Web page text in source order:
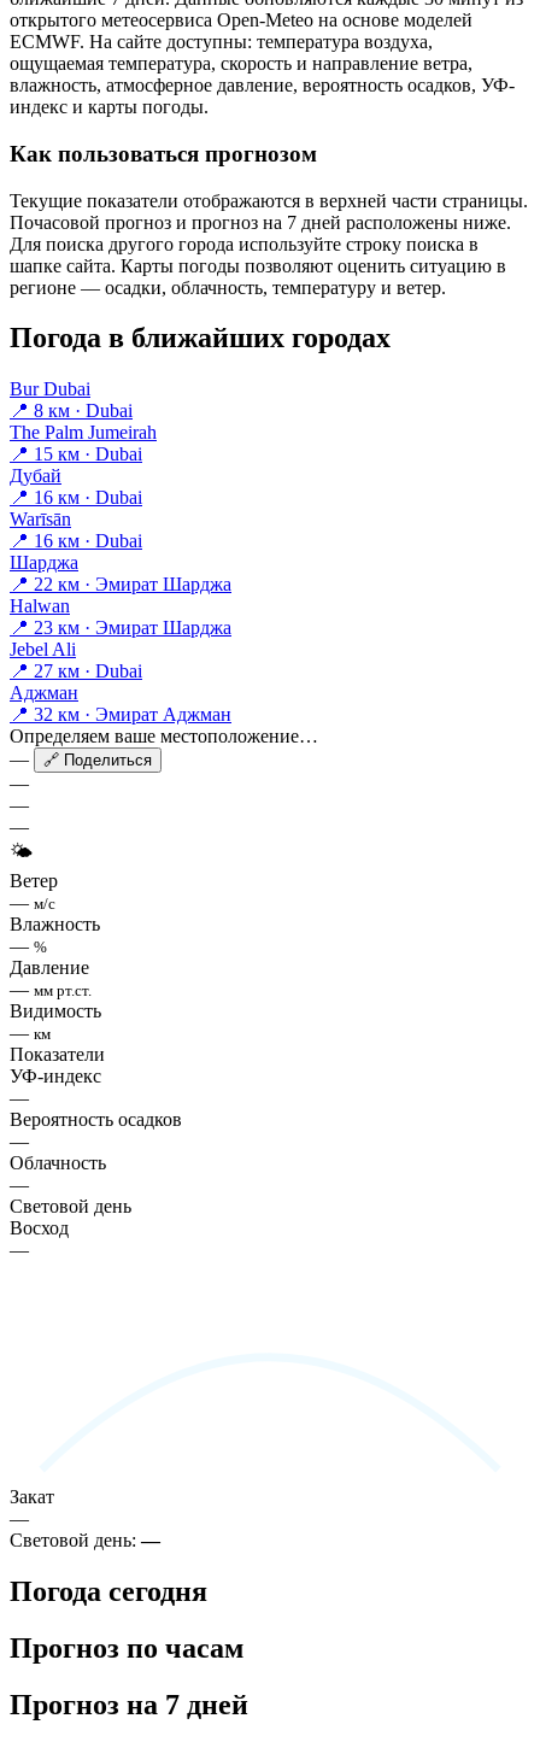
открытого метеосервиса Open-Meteo на основе моделей
ECMWF. На сайте доступны: температура воздуха,
ощущаемая температура, скорость и направление ветра,
влажность, атмосферное давление, вероятность осадков, УФ-
индекс и карты погоды.
Как пользоваться прогнозом
Текущие показатели отображаются в верхней части страницы.
Почасовой прогноз и прогноз на 7 дней расположены ниже.
Для поиска другого города используйте строку поиска в
шапке сайта. Карты погоды позволяют оценить ситуацию в
регионе — осадки, облачность, температуру и ветер.
Погода в ближайших городах
Bur Dubai
📍 8 км · Dubai
The Palm Jumeirah
📍 15 км · Dubai
Дубай
📍 16 км · Dubai
Warīsān
📍 16 км · Dubai
Шарджа
📍 22 км · Эмират Шарджа
Halwan
📍 23 км · Эмират Шарджа
Jebel Ali
📍 27 км · Dubai
Аджман
📍 32 км · Эмират Аджман
Определяем ваше местоположение…
—
🔗 Поделиться
—
—
—
🌤
Ветер
— м/с
Влажность
— %
Давление
— мм рт.ст.
Видимость
— км
Показатели
УФ-индекс
—
Вероятность осадков
—
Облачность
—
Световой день
Восход
—
Закат
—
Световой день:—
Погода сегодня
Прогноз по часам
Прогноз на 7 дней